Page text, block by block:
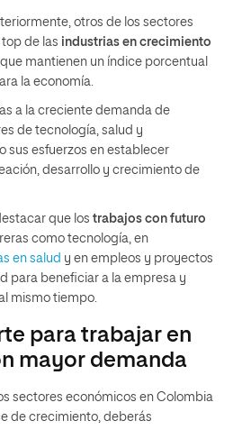
otros de los sectores
de las industrias en crecimiento
mantienen un índice porcentual
la economía.
a la creciente demanda de
de tecnología, salud y
sus esfuerzos en establecer
desarrollo y crecimiento de
que los trabajos con futuro
como tecnología, en
en salud y en empleos y proyectos
para beneficiar a la empresa y
mismo tiempo.
para trabajar en
mayor demanda
sectores económicos en Colombia
de crecimiento, deberás